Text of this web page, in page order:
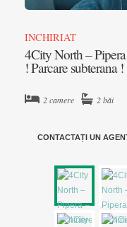
INCHIRIAT
4City North –
! Parcare subterana !
2 camere 2 băi
CONTACTAȚI UN